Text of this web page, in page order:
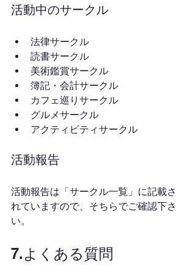
活動中のサークル
法律サークル
読書サークル
美術鑑賞サークル
簿記・会計サークル
カフェ巡りサークル
グルメサークル
アクティビティサークル
活動報告
活動報告は「サークル一覧」に記載さ
れていますので、そちらでご確認下さ
い。
7.よくある質問